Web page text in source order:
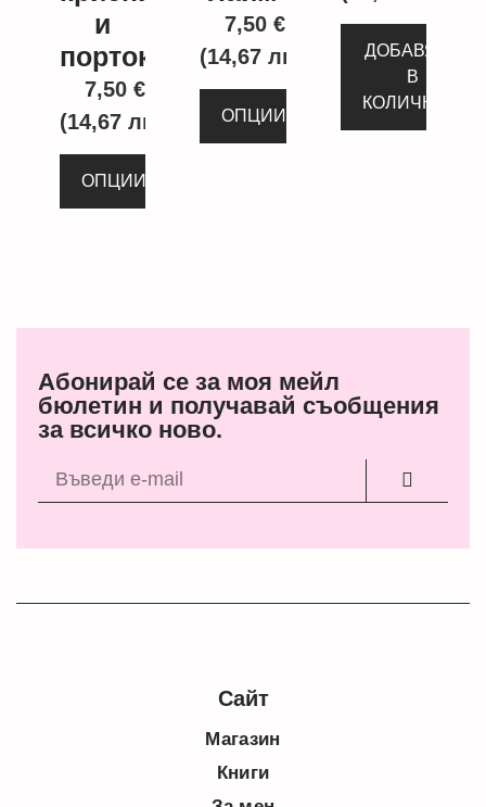
и
портокал
7,50 €
(14,67 лв.)
ОПЦИИ
7,50 €
(14,67 лв.)
ОПЦИИ
ДОБАВЯНЕ
В
КОЛИЧКАТА
Абонирай се за моя мейл
бюлетин и получавай съобщения
за всичко ново.
Сайт
Магазин
Книги